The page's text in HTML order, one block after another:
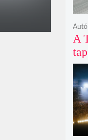
A
új
és
Autó